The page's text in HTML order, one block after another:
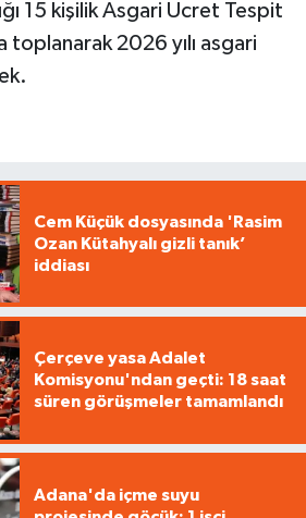
15 kişilik Asgari Ücret Tespit
toplanarak 2026 yılı asgari
Cem Küçük dosyasında 'Rasim
Ozan Kütahyalı gizli tanık’
iddiası
Çerçeve yasa Adalet
Komisyonu'ndan geçti: 18 saat
süren görüşmeler tamamlandı
Adana'da içme suyu